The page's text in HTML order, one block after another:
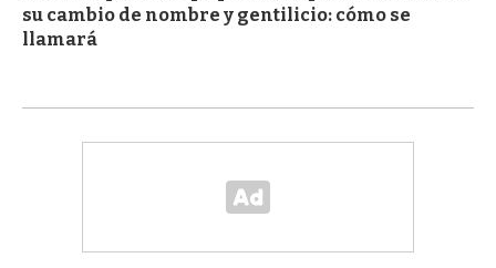
su cambio de nombre y gentilicio: cómo se
llamará